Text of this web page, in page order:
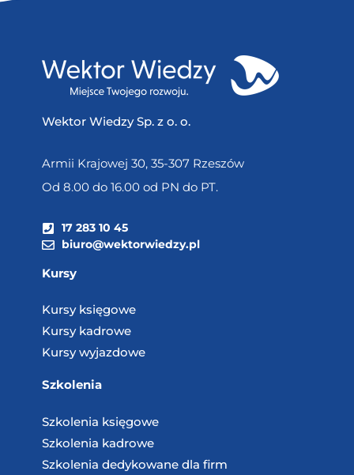
Wektor Wiedzy Sp. z o. o.
Armii Krajowej 30, 35-307 Rzeszów
Od 8.00 do 16.00 od PN do PT.
17 283 10 45
biuro@wektorwiedzy.pl
Kursy
Kursy księgowe
Kursy kadrowe
Kursy wyjazdowe
Szkolenia
Szkolenia księgowe
Szkolenia kadrowe
Szkolenia dedykowane dla firm